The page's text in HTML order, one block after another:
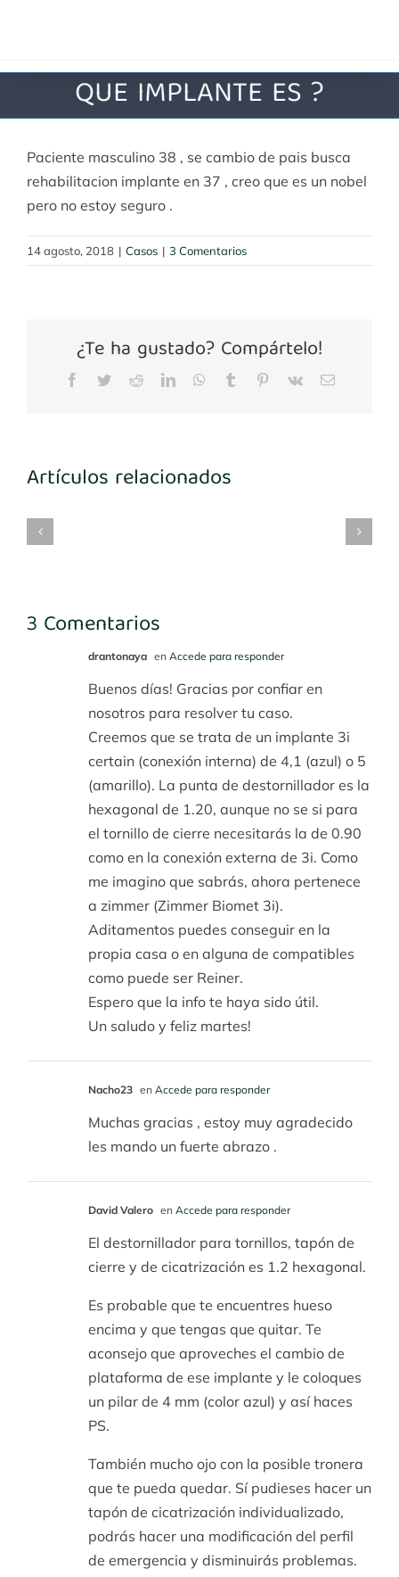
QUE IMPLANTE ES ?
Paciente masculino 38 , se cambio de pais busca
rehabilitacion implante en 37 , creo que es un nobel
pero no estoy seguro .
14 agosto, 2018 | Casos | 3 Comentarios
¿Te ha gustado? Compártelo!
Facebook
TwitterRedditLinkedInWhatsApp
Tumblr Pinterest
Vk
Correo
Artículos relacionados
Implantes
3 Comentarios
drantonaya en Accede para responder
Buenos días! Gracias por confiar en
nosotros para resolver tu caso.
Creemos que se trata de un implante 3i
certain (conexión interna) de 4,1 (azul) o 5
(amarillo). La punta de destornillador es la
hexagonal de 1.20, aunque no se si para
el tornillo de cierre necesitarás la de 0.90
como en la conexión externa de 3i. Como
me imagino que sabrás, ahora pertenece
a zimmer (Zimmer Biomet 3i).
Aditamentos puedes conseguir en la
propia casa o en alguna de compatibles
como puede ser Reiner.
Espero que la info te haya sido útil.
Un saludo y feliz martes!
Nacho23 en Accede para responder
Muchas gracias , estoy muy agradecido
les mando un fuerte abrazo .
David Valero en Accede para responder
El destornillador para tornillos, tapón de
cierre y de cicatrización es 1.2 hexagonal.
Es probable que te encuentres hueso
encima y que tengas que quitar. Te
aconsejo que aproveches el cambio de
plataforma de ese implante y le coloques
un pilar de 4 mm (color azul) y así haces
PS.
También mucho ojo con la posible tronera
que te pueda quedar. Sí pudieses hacer un
tapón de cicatrización individualizado,
podrás hacer una modificación del perfil
de emergencia y disminuirás problemas.